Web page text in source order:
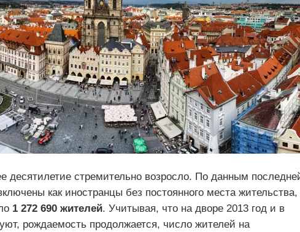
десятилетие стремительно возросло. По данным
как иностранцы без постоянного места жительства,
1 272 690 жителей. Учитывая, что на дворе 2013 год и в
рождаемость продолжается, число жителей на